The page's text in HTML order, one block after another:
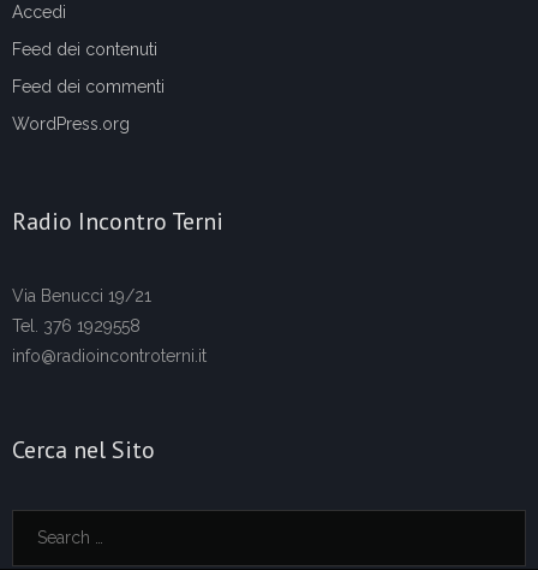
Accedi
Feed dei contenuti
Feed dei commenti
WordPress.org
Radio Incontro Terni
Via Benucci 19/21
Tel. 376 1929558
info@radioincontroterni.it
Cerca nel Sito